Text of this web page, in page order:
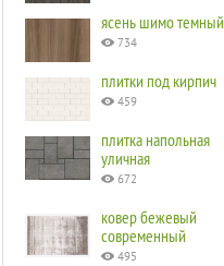
ясень шимо темный
734
плитки под кирпич
459
плитка напольная
уличная
672
ковер бежевый
современный
495